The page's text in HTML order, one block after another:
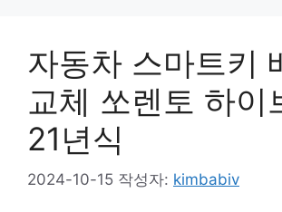
자동차 스마트키
교체 쏘렌토 하이
21년식
2024-10-15 작성자: kimbabiv